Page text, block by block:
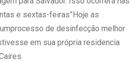
e sextas-feiras”Hoje as
de desinfecção melhor
em sua própria residencia